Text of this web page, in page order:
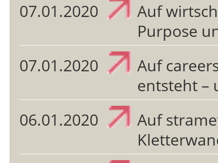
07.01.2020
Auf
Purpose
07.01.2020
Auf
entsteht –
06.01.2020
Auf